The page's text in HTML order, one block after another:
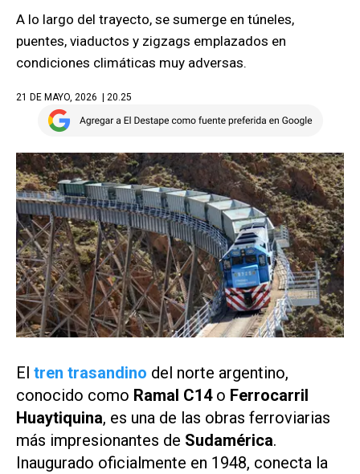
A lo largo del trayecto, se sumerge en túneles,
puentes, viaductos y zigzags emplazados en
condiciones climáticas muy adversas.
21 DE MAYO, 2026 | 20.25
El tren trasandino del norte argentino,
conocido como Ramal C14o Ferrocarril
Huaytiquina, es una de las obras ferroviarias
más impresionantes de Sudamérica.
Inaugurado oficialmente en 1948, conecta la